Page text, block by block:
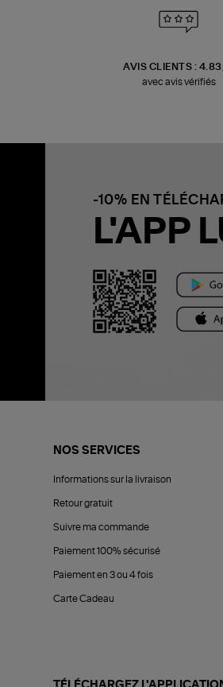
AVIS CLIENTS :
avec avis vérifiés
-10% EN
L'APP
NOS SERVICES
Informations sur la livraison
Retour gratuit
Suivre ma commande
Paiement 100% sécurisé
Paiement en 3 ou 4 fois
Carte Cadeau